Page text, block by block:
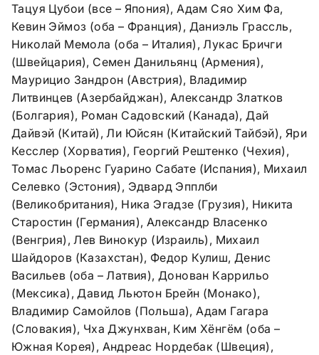
Тацуя Цубои (все – Япония), Адам Сяо Хим Фа,
Кевин Эймоз (оба – Франция), Даниэль Грассль,
Николай Мемола (оба – Италия), Лукас Бричги
(Швейцария), Семен Данильянц (Армения),
Маурицио Зандрон (Австрия), Владимир
Литвинцев (Азербайджан), Александр Златков
(Болгария), Роман Садовский (Канада), Дай
Дайвэй (Китай), Ли Юйсян (Китайский Тайбэй), Яри
Кесслер (Хорватия), Георгий Рештенко (Чехия),
Томас Льоренс Гуарино Сабате (Испания), Михаил
Селевко (Эстония), Эдвард Эпплби
(Великобритания), Ника Эгадзе (Грузия), Никита
Старостин (Германия), Александр Власенко
(Венгрия), Лев Винокур (Израиль), Михаил
Шайдоров (Казахстан), Федор Кулиш, Денис
Васильев (оба – Латвия), Донован Каррильо
(Мексика), Давид Льютон Брейн (Монако),
Владимир Самойлов (Польша), Адам Гагара
(Словакия), Чха Джунхван, Ким Хёнгём (оба –
Южная Корея), Андреас Нордебак (Швеция),